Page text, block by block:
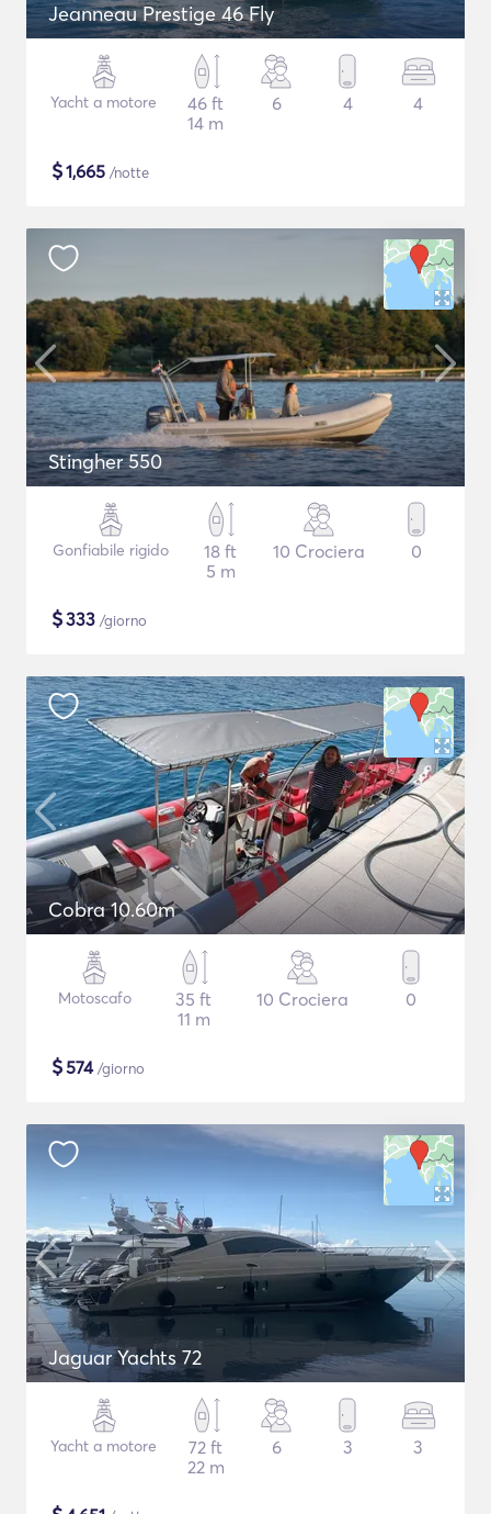
Jeanneau Prestige 46 Fly
Yacht a motore
46 ft
14 m
6 4 4
$1,665 /notte
Stingher 550
Gonfiabile rigido
18 ft
5 m
10 Crociera 0
$333 /giorno
Cobra 10.60m
Motoscafo
35 ft
11 m
10 Crociera 0
$574/giorno
Jaguar Yachts 72
Yacht a motore
72 ft
22 m
6 3 3